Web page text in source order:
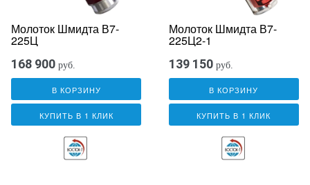
Молоток Шмидта В7-
225Ц
168 900 руб.
В КОРЗИНУ
КУПИТЬ В 1 КЛИК
Молоток Шмидта В7-
225Ц2-1
139 150 руб.
В КОРЗИНУ
КУПИТЬ В 1 КЛИК